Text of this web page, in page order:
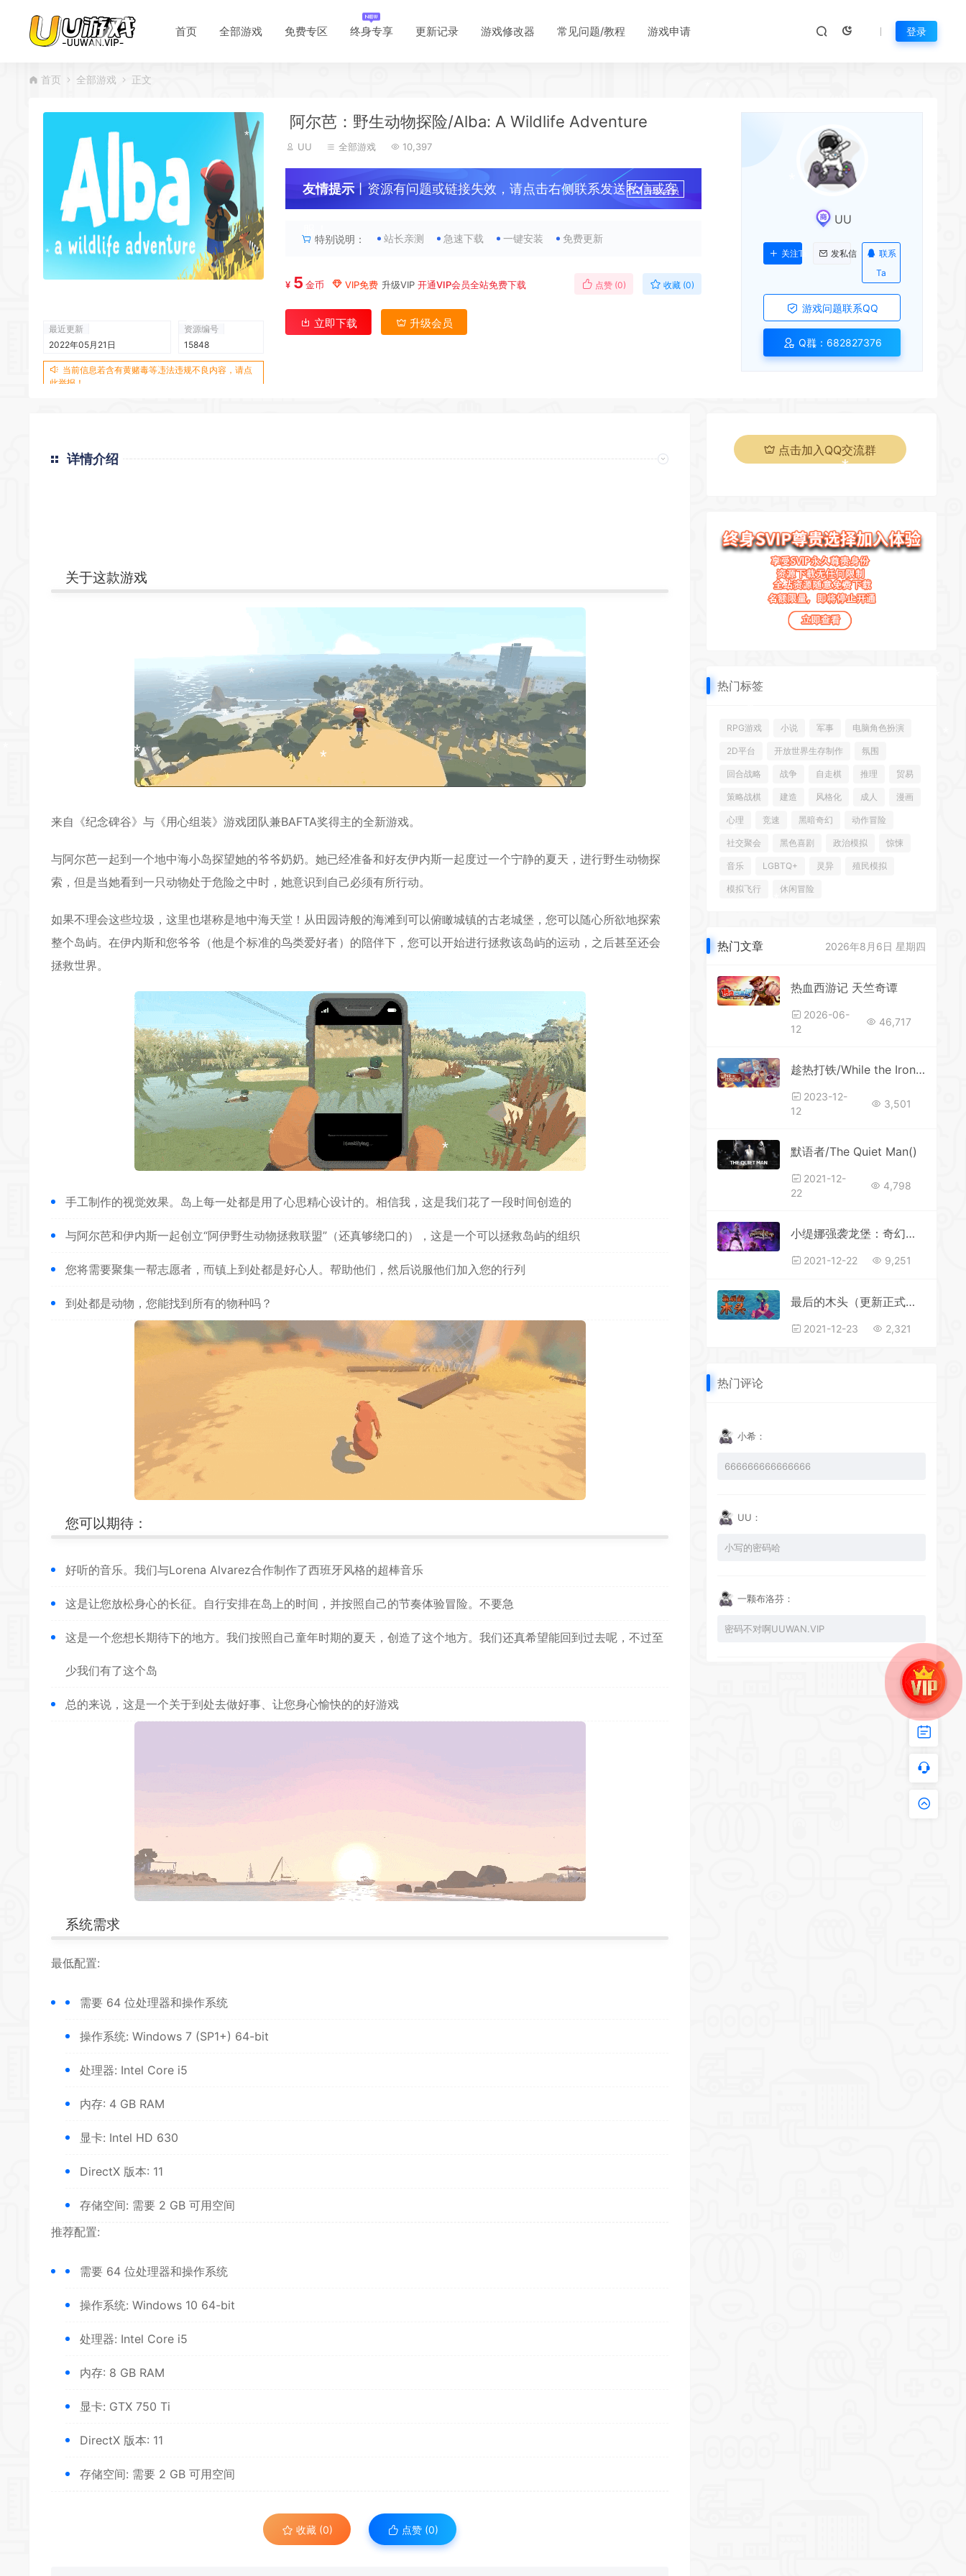
首页 全部游戏 免费专区 终身专享 更新记录 游戏修改器 常见问题/教程 游戏申请 登录
首页 全部游戏 正文
最近更新
2022年05月21日
资源编号
15848
当前信息若含有黄赌毒等违法违规不良内容，请点
此举报！
阿尔芭：野生动物探险/Alba: A Wildlife Adventure
UU 全部游戏 10,397
友情提示丨资源有问题或链接失效，请点击右侧联系发送私信或客
升级会员
特别说明： 站长亲测 急速下载 一键安装 免费更新
¥ 5 金币 VIP免费 升级VIP 开通VIP会员全站免费下载 点赞 (0) 收藏 (0)
立即下载 升级会员
UU
关注Ta 发私信
联系
Ta
游戏问题联系QQ
Q群：682827376
详情介绍
关于这款游戏
来自《纪念碑谷》与《用心组装》游戏团队兼BAFTA奖得主的全新游戏。
与阿尔芭一起到一个地中海小岛探望她的爷爷奶奶。她已经准备和好友伊内斯一起度过一个宁静的夏天，进行野生动物探
索，但是当她看到一只动物处于危险之中时，她意识到自己必须有所行动。
如果不理会这些垃圾，这里也堪称是地中海天堂！从田园诗般的海滩到可以俯瞰城镇的古老城堡，您可以随心所欲地探索
整个岛屿。在伊内斯和您爷爷（他是个标准的鸟类爱好者）的陪伴下，您可以开始进行拯救该岛屿的运动，之后甚至还会
拯救世界。
手工制作的视觉效果。岛上每一处都是用了心思精心设计的。相信我，这是我们花了一段时间创造的
与阿尔芭和伊内斯一起创立“阿伊野生动物拯救联盟”（还真够绕口的），这是一个可以拯救岛屿的组织
您将需要聚集一帮志愿者，而镇上到处都是好心人。帮助他们，然后说服他们加入您的行列
到处都是动物，您能找到所有的物种吗？
您可以期待：
好听的音乐。我们与Lorena Alvarez合作制作了西班牙风格的超棒音乐
这是让您放松身心的长征。自行安排在岛上的时间，并按照自己的节奏体验冒险。不要急
这是一个您想长期待下的地方。我们按照自己童年时期的夏天，创造了这个地方。我们还真希望能回到过去呢，不过至
少我们有了这个岛
总的来说，这是一个关于到处去做好事、让您身心愉快的的好游戏
系统需求
最低配置:
需要 64 位处理器和操作系统
操作系统: Windows 7 (SP1+) 64-bit
处理器: Intel Core i5
内存: 4 GB RAM
显卡: Intel HD 630
DirectX 版本: 11
存储空间: 需要 2 GB 可用空间
推荐配置:
需要 64 位处理器和操作系统
操作系统: Windows 10 64-bit
处理器: Intel Core i5
内存: 8 GB RAM
显卡: GTX 750 Ti
DirectX 版本: 11
存储空间: 需要 2 GB 可用空间
收藏 (0) 点赞 (0)
点击加入QQ交流群
热门标签
RPG游戏 小说 军事 电脑角色扮演
2D平台 开放世界生存制作 氛围
回合战略 战争 自走棋 推理 贸易
策略战棋 建造 风格化 成人 漫画
心理 竞速 黑暗奇幻 动作冒险
社交聚会 黑色喜剧 政治模拟 惊悚
音乐 LGBTQ+ 灵异 殖民模拟
模拟飞行 休闲冒险
热门文章 2026年8月6日 星期四
热血西游记 天竺奇谭
2026-06-
12
46,717
趁热打铁/While the Iron’s Hot v1.0
2023-12-
12
3,501
默语者/The Quiet Man()
2021-12-
22
4,798
小缇娜强袭龙堡：奇幻之地大冒险
2021-12-22 9,251
最后的木头（更新正式版-V1.0.0p27）
2021-12-23 2,321
热门评论
小希：
666666666666666
UU：
小写的密码哈
一颗布洛芬：
密码不对啊UUWAN.VIP
*
*
*
*
*
*
*
*
*
*
*
*
*
*
*
*
*
* *
*
*
*
*